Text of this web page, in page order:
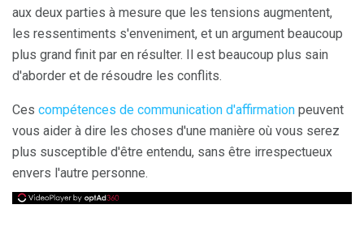
aux deux parties à mesure que les tensions augmentent,
les ressentiments s'enveniment, et un argument beaucoup
plus grand finit par en résulter. Il est beaucoup plus sain
d'aborder et de résoudre les conflits.
Ces compétences de communication d'affirmation peuvent
vous aider à dire les choses d'une manière où vous serez
plus susceptible d'être entendu, sans être irrespectueux
envers l'autre personne.